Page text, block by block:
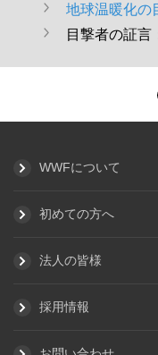
地球温暖化の
目撃者の証言
WWFについて
初めての方へ
法人の皆様
採用情報